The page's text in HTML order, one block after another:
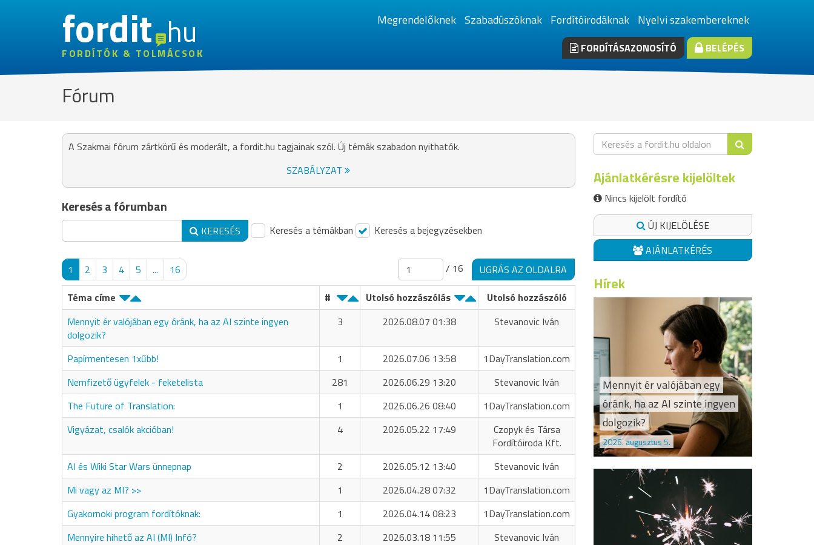
fordithu
FORDÍTÓK & TOLMÁCSOK
Megrendelőknek Szabadúszóknak Fordítóirodáknak Nyelvi szakembereknek
FORDÍTÁSAZONOSÍTÓ BELÉPÉS
Fórum
A Szakmai fórum zártkörű és moderált, a fordit.hu tagjainak szól. Új témák szabadon nyithatók.
SZABÁLYZAT
Keresés a fórumban
KERESÉS Keresés a témákban Keresés a bejegyzésekben
1 2 3 4 5 ... 16 / 16
UGRÁS AZ OLDALRA
Téma címe
# Utolsó hozzászólás
Utolsó hozzászóló
Mennyit ér valójában egy óránk, ha az AI szinte ingyen
dolgozik?
3 2026.08.07 01:38 Stevanovic Iván
Papírmentesen 1xűbb! 1 2026.07.06 13:58
1DayTranslation.com
Nemfizető ügyfelek - feketelista
281 2026.06.29 13:20
Stevanovic Iván
The Future of Translation:
1 2026.06.26 08:40
1DayTranslation.com
Vigyázat, csalók akcióban!
4 2026.05.22 17:49
Czopyk és Társa
Fordítóiroda Kft.
AI és Wiki Star Wars ünnepnap
2 2026.05.12 13:40
Stevanovic Iván
Mi vagy az MI? >>
1 2026.04.28 07:32
1DayTranslation.com
Gyakornoki program fordítóknak:
1 2026.04.14 08:23
1DayTranslation.com
Mennyire hihető az AI (MI) Infó?
2 2026.03.18 11:55
Stevanovic Iván
Ajánlatkérésre kijelöltek
Nincs kijelölt fordító
ÚJ KIJELÖLÉSE
AJÁNLATKÉRÉS
Hírek
Mennyit ér valójában egy
óránk, ha az AI szinte ingyen
dolgozik?
2026. augusztus 5.